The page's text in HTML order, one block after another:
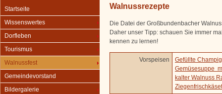
Startseite
Wissenswertes
Dorfleben
Tourismus
Walnussfest
Gemeindevorstand
Bildergalerie
Walnussrezepte
Die Datei der Großbundenbacher
Daher unser Tipp: schauen Sie immer
kennen zu lernen!
Vorspeisen
Gefüllte
Gemüsesuppe
kalter Walnuss